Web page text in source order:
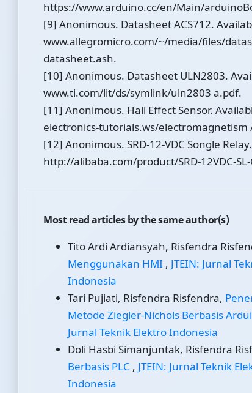
https://www.arduino.cc/en/Main/
[9] Anonimous. Datasheet ACS712.
www.allegromicro.com/~/media/files/
datasheet.ash.
[10] Anonimous. Datasheet ULN2803.
www.ti.com/lit/ds/symlink/uln2803 a.pdf.
[11] Anonimous. Hall Effect Sensor.
electronics-tutorials.ws/
[12] Anonimous. SRD-12-VDC Songle
http://alibaba.com/product/SRD-12VDC-
Most read articles by the same author(s)
Tito Ardi Ardiansyah, Risfendra
Menggunakan HMI , JTEIN: Jurnal
Indonesia
Tari Pujiati, Risfendra Risfendra,
Metode Ziegler-Nichols Berbasis
Jurnal Teknik Elektro Indonesia
Doli Hasbi Simanjuntak, Risfendra
Berbasis PLC , JTEIN: Jurnal Teknik
Indonesia